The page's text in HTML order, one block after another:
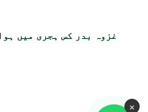
غزوہ بدر کس ہجری میں
×